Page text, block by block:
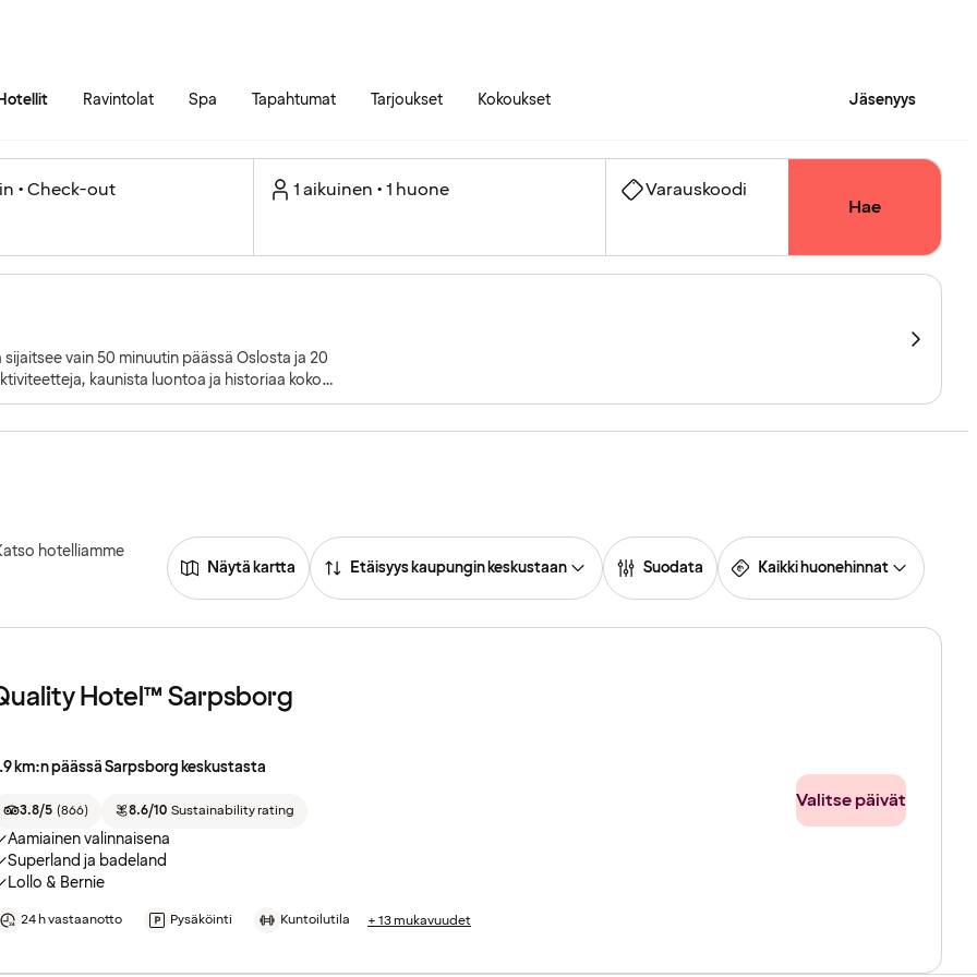
Ravintolat Spa Tapahtumat Tarjoukset Kokoukset Jäsenyys
• Check-out 1 aikuinen • 1 huone Varauskoodi
Hae
vain 50 minuutin päässä Oslosta ja 20
kaunista luontoa ja historiaa koko
hotelliamme
Näytä kartta
Etäisyys kaupungin keskustaan Suodata Kaikki huonehinnat
Hotel™ Sarpsborg
km:n päässä Sarpsborg keskustasta
3.8/5 (866) 8.6/10 Sustainability rating
Aamiainen valinnaisena
Superland ja badeland
Lollo & Bernie
24 h vastaanotto Pysäköinti Kuntoilutila + 13 mukavuudet
Valitse päivät